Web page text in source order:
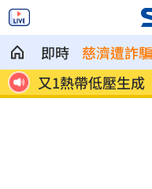
即時 慈濟遭詐騙
美伊戰燒過半彈
畫